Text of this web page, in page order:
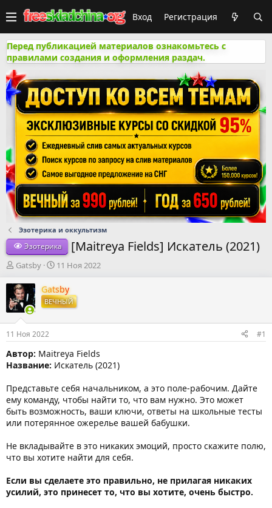
Вход Регистрация
Перед публикацией материалов ознакомьтесь с
правилами создания и оформления раздач.
Эзотерика и оккультизм
Эзотерика [Maitreya Fields] Искатель (2021)
А
т
о
р
т
е
м
ы
Gatsby
Д
т
а
н
а
л
а
11 Ноя 2022
Gatsby
ВЕЧНЫЙ
11 Ноя 2022 #1
Автор: Maitreya Fields
Название: Искатель (2021)
Представьте себя начальником, а это поле-рабочим. Дайте
ему команду, чтобы найти то, что вам нужно. Это может
быть возможность, ваши ключи, ответы на школьные тесты
или потерянное ожерелье вашей бабушки.
Не вкладывайте в это никаких эмоций, просто скажите полю,
что вы хотите найти для себя.
Если вы сделаете это правильно, не прилагая никаких
усилий, это принесет то, что вы хотите, очень быстро.